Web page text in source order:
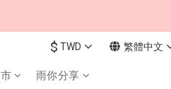
$ TWD 繁體中文
雨你分享